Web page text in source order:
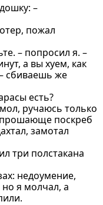
–
пожал
– попросил я. –
а вы хуем, как
сбиваешь же
есть?
ручаюсь только
поскреб
замотал
три полстакана
недоумение,
я молчал, а